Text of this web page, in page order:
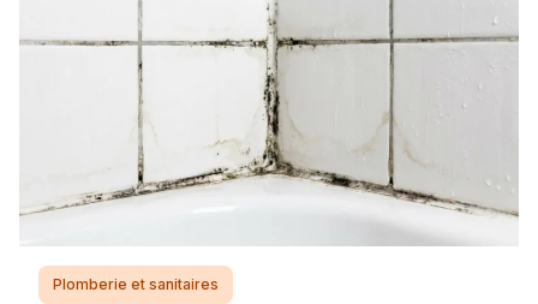
Plomberie et sanitaires